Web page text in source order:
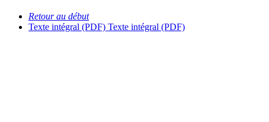
Retour au début
Texte intégral (PDF) Texte intégral (PDF)